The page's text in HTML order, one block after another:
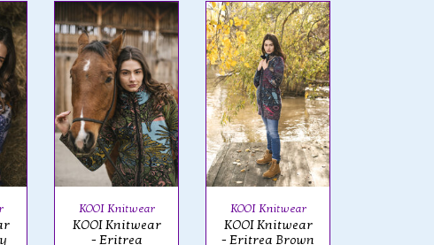
KOOI Knitwear
KOOI Knitwear
- Eritrea
KOOI Knitwear
KOOI Knitwear
- Eritrea Brown